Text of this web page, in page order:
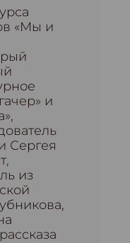
«Мы и
и
Сергея
из